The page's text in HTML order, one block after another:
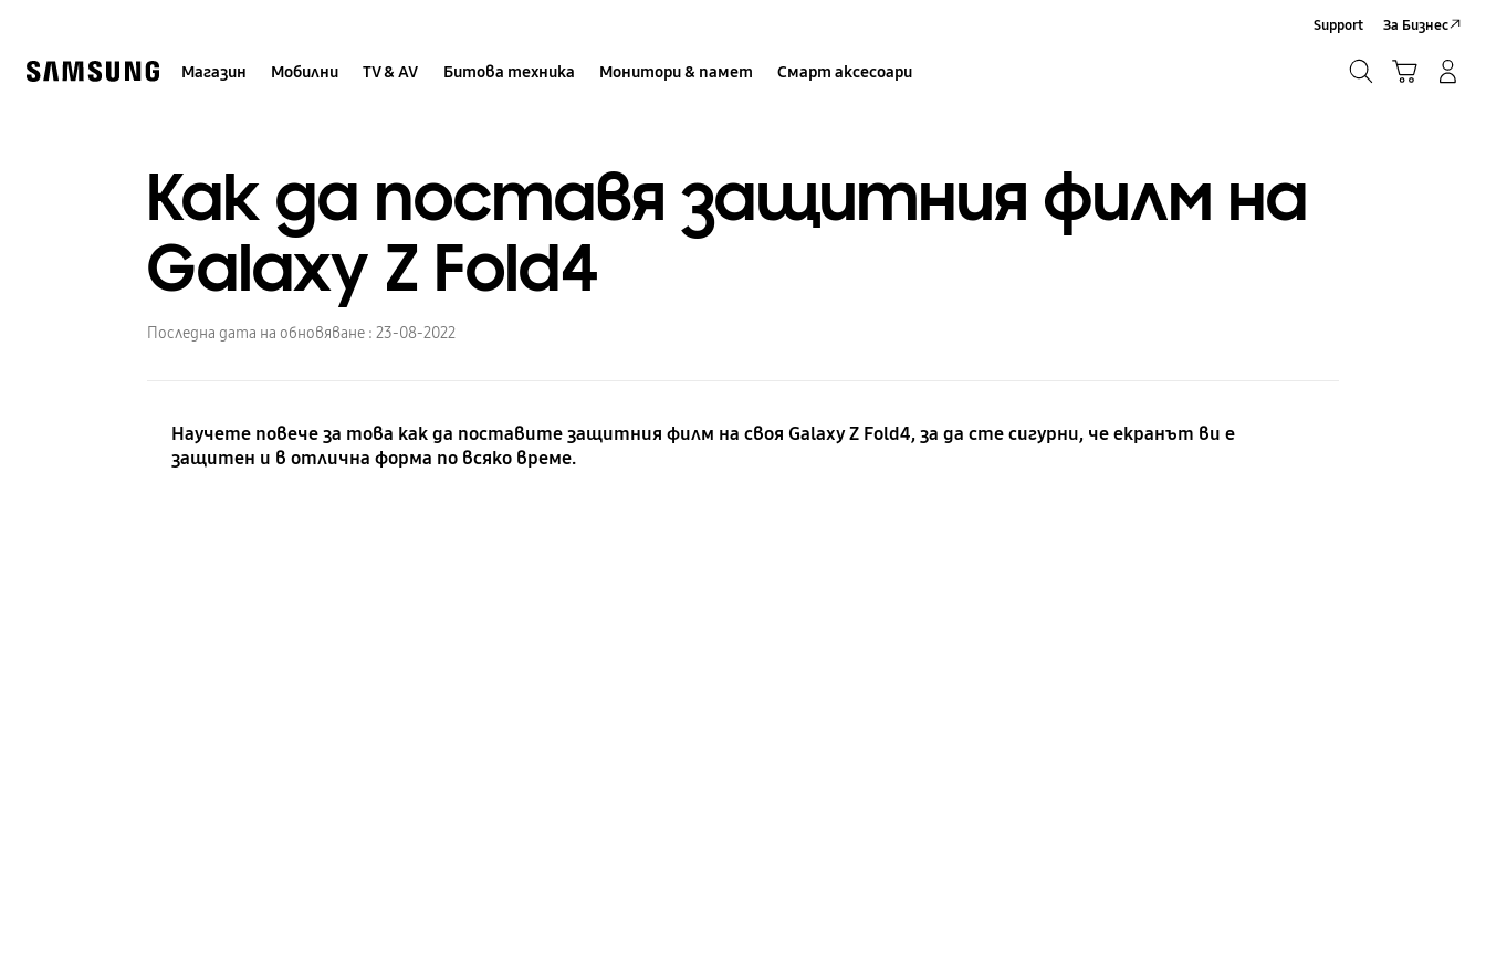
Магазин Мобилни TV & AV Битова техника Монитори & памет Смарт аксесоари
Support За Бизнес
Как да поставя защитния филм на
Galaxy Z Fold4
Последна дата на обновяване : 23-08-2022
Научете повече за това как да поставите защитния филм на своя Galaxy Z Fold4, за да сте сигурни, че екранът ви е
защитен и в отлична форма по всяко време.